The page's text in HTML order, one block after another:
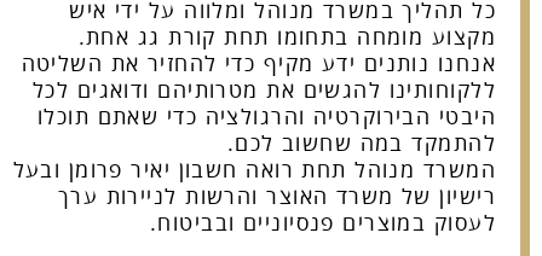
כל תהליך במשרד מנוהל ומלווה על ידי איש
מקצוע מומחה בתחומו תחת קורת גג אחת.
אנחנו נותנים ידע מקיף כדי להחזיר את השליטה
ללקוחותינו להגשים את מטרותיהם ודואגים לכל
היבטי הבירוקרטיה והרגולציה כדי שאתם תוכלו
להתמקד במה שחשוב לכם.
המשרד מנוהל תחת רואה חשבון יאיר פרומן ובעל
רישיון של משרד האוצר והרשות לניירות ערך
לעסוק במוצרים פנסיוניים ובביטוח.